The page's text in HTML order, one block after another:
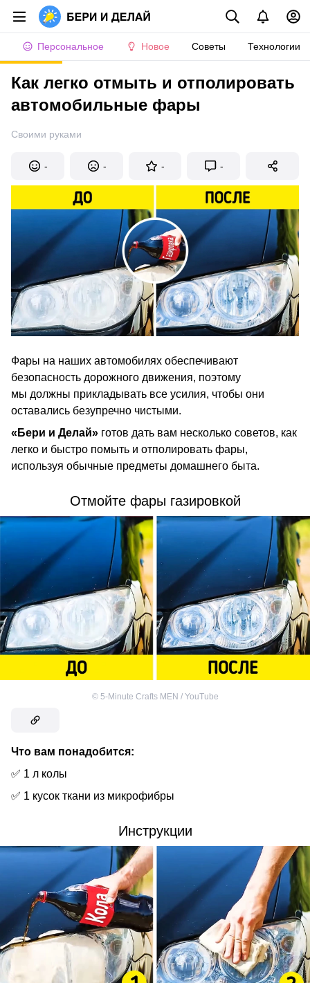
Персональное Новое Советы Технологии
Как легко отмыть и отполировать
автомобильные фары
Своими руками
- - - -
Фары на наших автомобилях обеспечивают
безопасность дорожного движения, поэтому
мы должны прикладывать все усилия, чтобы они
оставались безупречно чистыми.
«Бери и Делай» готов дать вам несколько советов, как
легко и быстро помыть и отполировать фары,
используя обычные предметы домашнего быта.
Отмойте фары газировкой
© 5-Minute Crafts MEN / YouTube
Что вам понадобится:
✅ 1 л колы
✅ 1 кусок ткани из микрофибры
Инструкции